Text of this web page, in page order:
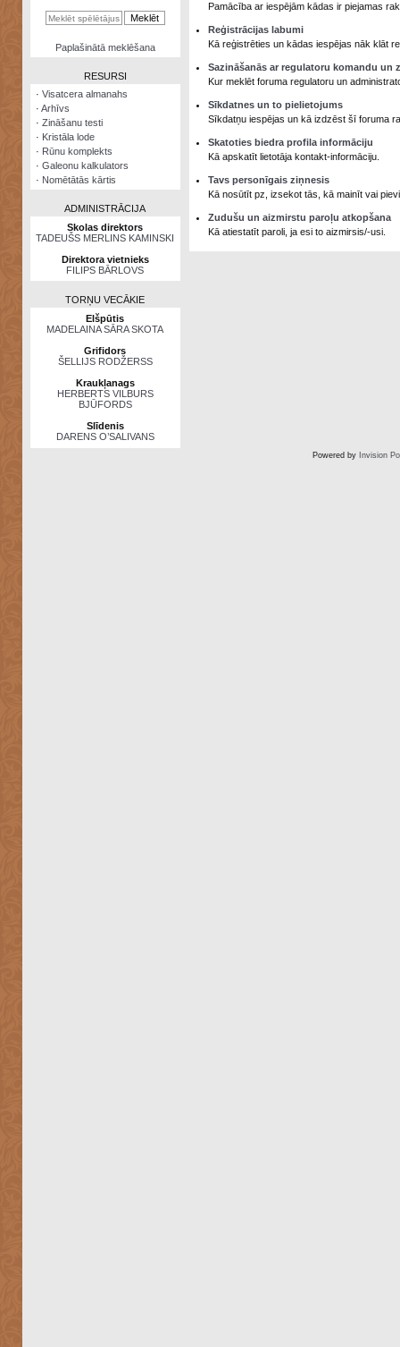
kalkulators
NomētātāsPaplašinātā meklēšana
RESURSI
· Visatcera almanahs
· Arhīvs
· Zināšanu testi
· Kristāla lode
· Rūnu komplekts
· Galeonu kalkulators
· Nomētātās kārtis
ADMINISTRĀCIJA
Skolas direktors
TADEUŠS MERLINS KAMINSKI
Direktora vietnieks
FILIPS BĀRLOVS
TORŅU VECĀKIE
Elšpūtis
MADELAINA SĀRA SKOTA
Grifidors
ŠELLIJS RODŽERSS
Kraukļanags
HERBERTS VILBURS
BJŪFORDS
Slīdenis
DARENS O’SALIVANS
Pamācība ar iespējām kādas ir piejamas
Reģistrācijas labumi
Kā reģistrēties un kādas iespējas nāk klāt
Sazināšanās ar regulatoru komandu un
Kur meklēt foruma regulatoru un
Sīkdatnes un to pielietojums
Sīkdatņu iespējas un kā izdzēst šī foruma
Skatoties biedra profila informāciju
Kā apskatīt lietotāja kontakt-informāciju.
Tavs personīgais ziņnesis
Kā nosūtīt pz, izsekot tās, kā mainīt vai
Zudušu un aizmirstu paroļu atkopšana
Kā atiestatīt paroli, ja esi to aizmirsis/-usi.
Powered by Invision